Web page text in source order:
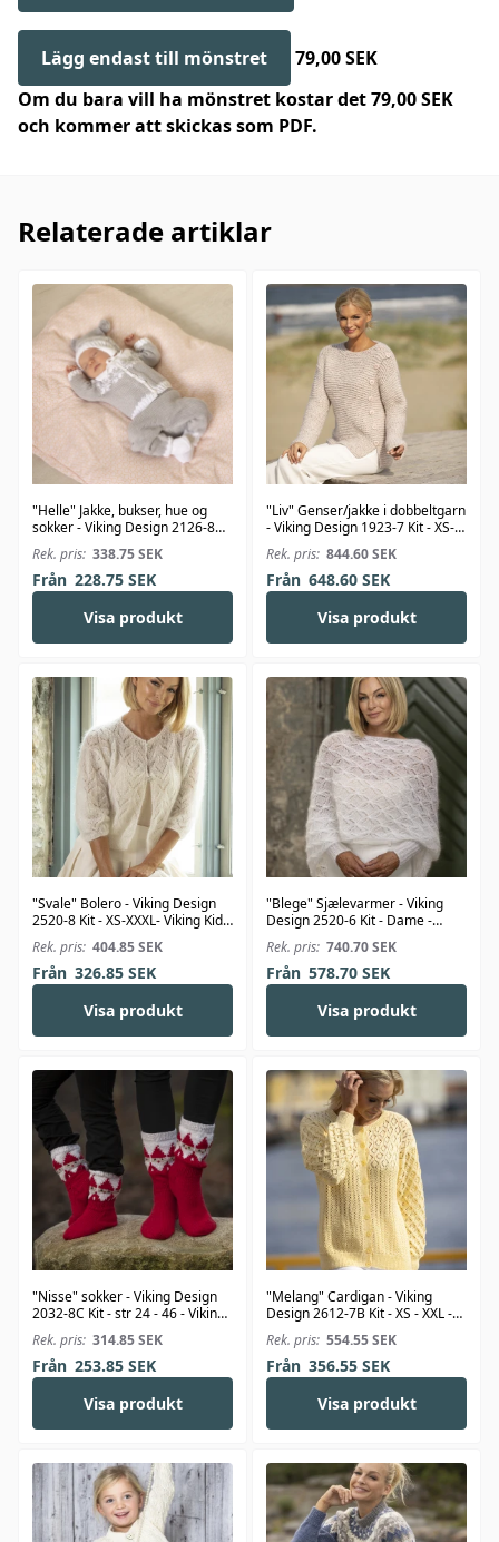
Lägg endast till mönstret
79,00 SEK
Om du bara vill ha mönstret kostar det 79,00 SEK
och kommer att skickas som PDF.
Relaterade artiklar
"Helle" Jakke, bukser, hue og
sokker - Viking Design 2126-8
Kit - 1-24 Mdr. - Viking Bambino
Rek. pris: 338.75SEK
Från 228.75SEK
Visa produkt
"Liv" Genser/jakke i dobbeltgarn
- Viking Design 1923-7 Kit - XS-
XXL - Viking Alpaca Bris
Rek. pris: 844.60SEK
Från 648.60SEK
Visa produkt
"Svale" Bolero - Viking Design
2520-8 Kit - XS-XXXL- Viking Kid-
Silk
Rek. pris: 404.85SEK
Från 326.85SEK
Visa produkt
"Blege" Sjælevarmer - Viking
Design 2520-6 Kit - Dame -
Viking Kid-Silk
Rek. pris: 740.70SEK
Från 578.70SEK
Visa produkt
"Nisse" sokker - Viking Design
2032-8C Kit - str 24 - 46 - Viking
Alpaca Storm
Rek. pris: 314.85SEK
Från 253.85SEK
Visa produkt
"Melang" Cardigan - Viking
Design 2612-7B Kit - XS - XXL -
Viking Bambino
Rek. pris: 554.55SEK
Från 356.55SEK
Visa produkt